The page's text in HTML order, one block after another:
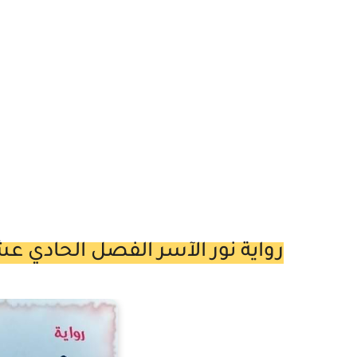
رواية نور الآسر الفصل الحادي عشر 11 بقلم نوران